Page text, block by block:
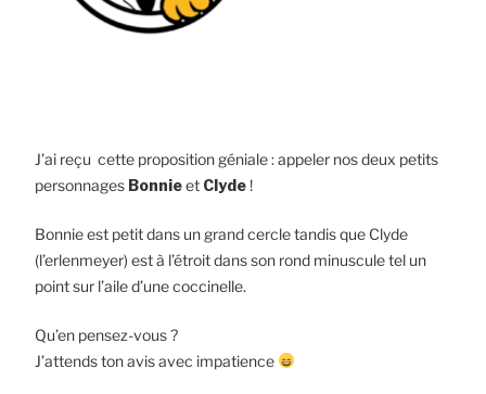
J’ai reçu cette proposition géniale : appeler nos deux petits
personnages Bonnieet Clyde !
Bonnie est petit dans un grand cercle tandis que Clyde
(l’erlenmeyer) est à l’étroit dans son rond minuscule tel un
point sur l’aile d’une coccinelle.
Qu’en pensez-vous ?
J’attends ton avis avec impatience